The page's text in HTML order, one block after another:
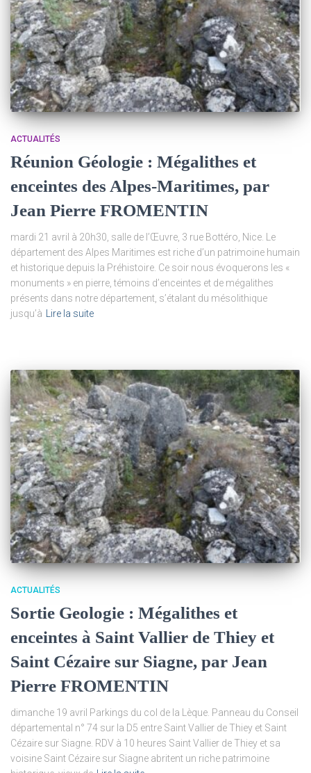
ACTUALITÉS
Réunion Géologie : Mégalithes et
enceintes des Alpes-Maritimes, par
Jean Pierre FROMENTIN
mardi 21 avril à 20h30, salle de l’Œuvre, 3 rue Bottéro, Nice. Le
département des Alpes Maritimes est riche d’un patrimoine humain
et historique depuis la Préhistoire. Ce soir nous évoquerons les «
monuments » en pierre, témoins d’enceintes et de mégalithes
présents dans notre département, s’étalant du mésolithique
jusqu’à
Lire la suite
ACTUALITÉS
Sortie Geologie : Mégalithes et
enceintes à Saint Vallier de Thiey et
Saint Cézaire sur Siagne, par Jean
Pierre FROMENTIN
dimanche 19 avril Parkings du col de la Lèque. Panneau du Conseil
départemental n° 74 sur la D5 entre Saint Vallier de Thiey et Saint
Cézaire sur Siagne. RDV à 10 heures Saint Vallier de Thiey et sa
voisine Saint Cézaire sur Siagne abritent un riche patrimoine